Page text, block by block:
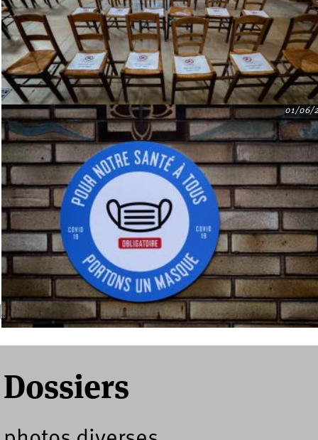
01/06/
Formulaire de recherche
Recherche
Dossiers